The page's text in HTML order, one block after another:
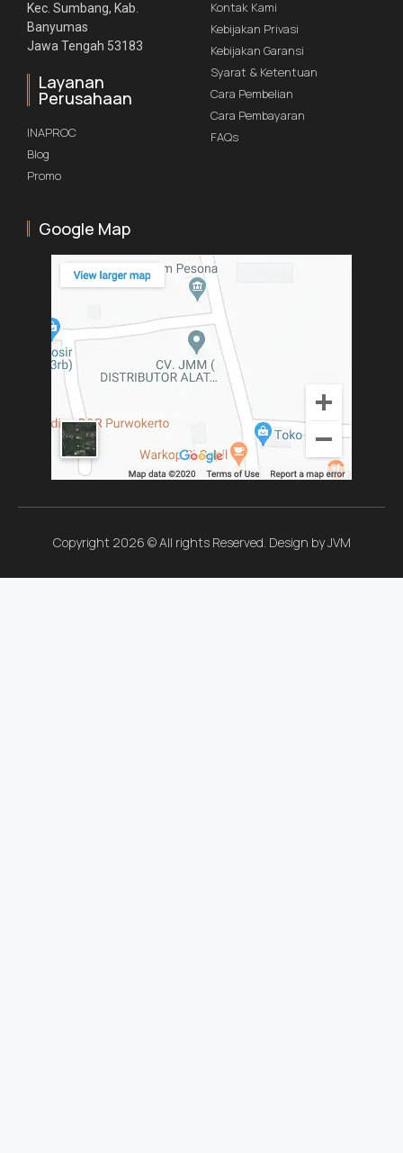
Kec. Sumbang, Kab.
Banyumas
Jawa Tengah 53183
Layanan
Perusahaan
INAPROC
Blog
Promo
Kontak Kami
Kebijakan Privasi
Kebijakan Garansi
Syarat & Ketentuan
Cara Pembelian
Cara Pembayaran
FAQs
Google Map
Copyright 2026 © All rights Reserved. Design by JVM